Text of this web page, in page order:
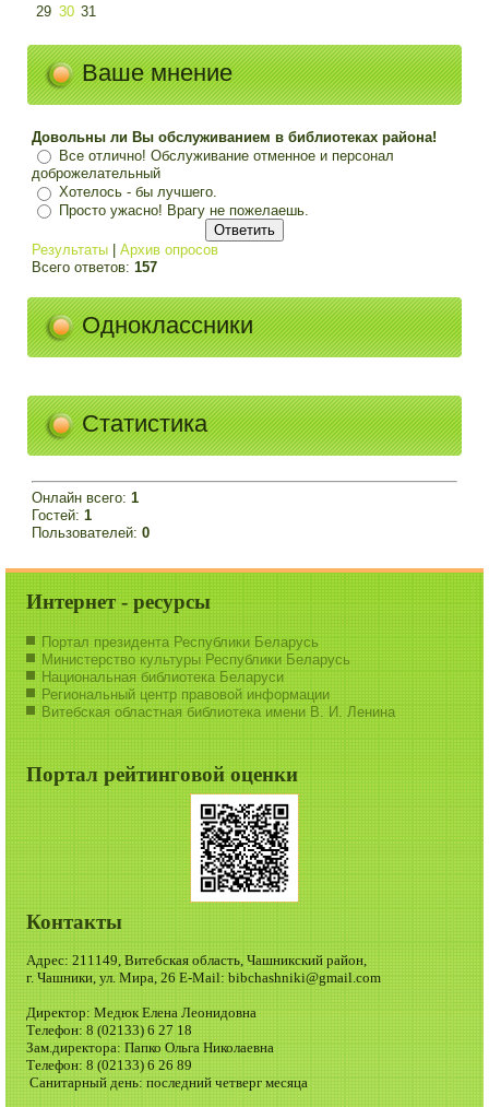
29 30 31
Ваше мнение
Довольны ли Вы обслуживанием в библиотеках района!
Все отлично! Обслуживание отменное и персонал
доброжелательный
Хотелось - бы лучшего.
Просто ужасно! Врагу не пожелаешь.
Результаты |Архив опросов
Всего ответов:157
Одноклассники
Статистика
Онлайн всего:1
Гостей:1
Пользователей:0
Интернет - ресурсы
Портал президента Республики Беларусь
Министерство культуры Республики Беларусь
Национальная библиотека Беларуси
Региональный центр правовой информации
Витебская областная библиотека имени В. И. Ленина
Портал рейтинговой оценки
Контакты
Адрес: 211149, Витебская область, Чашникский район,
г. Чашники, ул. Мира, 26 E-Mail: bibchashniki@gmail.com
Директор: Медюк Елена Леонидовна
Телефон: 8 (02133) 6 27 18
Зам.директора: Папко Ольга Николаевна
Телефон: 8 (02133) 6 26 89
Санитарный день: последний четверг месяца